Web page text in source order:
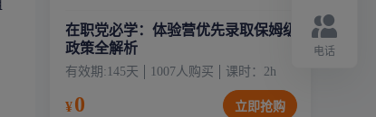
在职党必学：体验营优先录取保姆级
政策全解析
有效期: 145天 1007人购买 课时： 2 h
¥0 立即抢购
电话